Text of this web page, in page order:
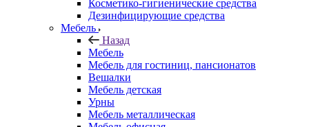
Косметико-гигиенические средства
Дезинфицирующие средства
Мебель
Назад
Мебель
Мебель для гостиниц, пансионатов
Вешалки
Мебель детская
Урны
Мебель металлическая